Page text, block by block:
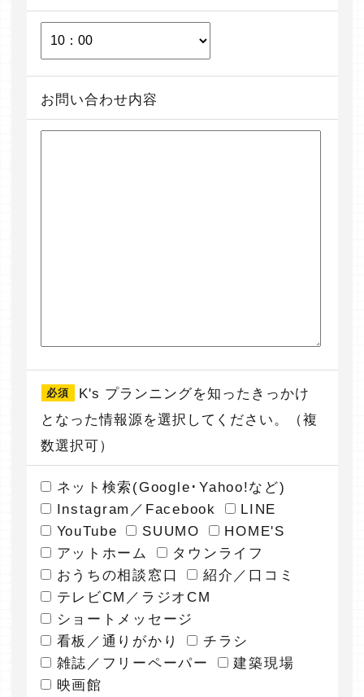
お問い合わせ内容
必須
K's プランニングを知ったきっかけ
となった情報源を選択してください。（複
数選択可）
ネット検索(Google･Yahoo!など)
Instagram／Facebook
LINE
YouTube
SUUMO
HOME'S
アットホーム
タウンライフ
おうちの相談窓口
紹介／口コミ
テレビCM／ラジオCM
ショートメッセージ
看板／通りがかり
チラシ
雑誌／フリーペーパー
建築現場
映画館